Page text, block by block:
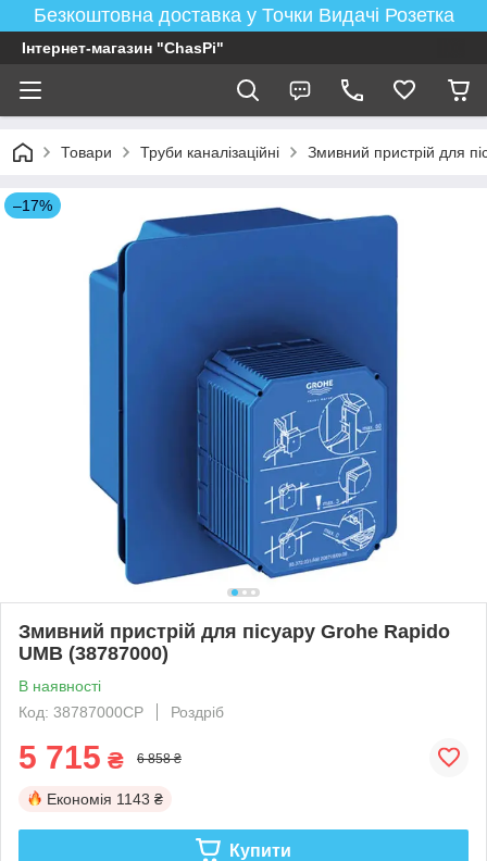
Безкоштовна доставка у Точки Видачі Розетка
Інтернет-магазин "ChasPi"
Товари Труби каналізаційні Змивний пристрій для
–17%
Змивний пристрій для пісуару Grohe Rapido
UMB (38787000)
В наявності
Код: 38787000CP
Роздріб
5 715 ₴ 6 858 ₴
Економія 1143 ₴
Купити